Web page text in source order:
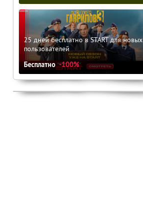
25 дней бесплатно в START для новых
пользователей
Бесплатно -100%